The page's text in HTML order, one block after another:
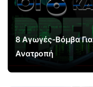
8 Αγωγές-Βόμβα
Ανατροπή